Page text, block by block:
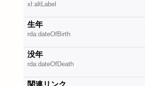
xl:altLabel
生年
rda:dateOfBirth
没年
rda:dateOfDeath
関連リンク